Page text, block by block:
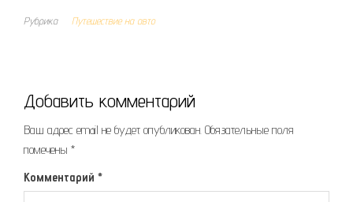
Рубрика Путешествие на авто
Добавить комментарий
Ваш адрес email не будет опубликован. Обязательные поля
помечены *
Комментарий *